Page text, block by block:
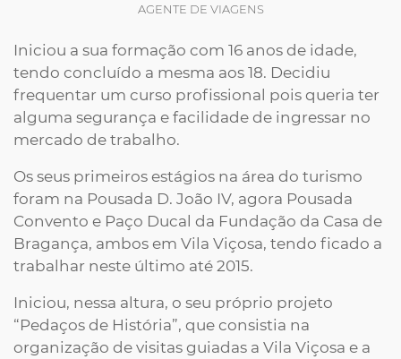
AGENTE DE VIAGENS
Iniciou a sua formação com 16 anos de idade,
tendo concluído a mesma aos 18. Decidiu
frequentar um curso profissional pois queria ter
alguma segurança e facilidade de ingressar no
mercado de trabalho.
Os seus primeiros estágios na área do turismo
foram na Pousada D. João IV, agora Pousada
Convento e Paço Ducal da Fundação da Casa de
Bragança, ambos em Vila Viçosa, tendo ficado a
trabalhar neste último até 2015.
Iniciou, nessa altura, o seu próprio projeto
“Pedaços de História”, que consistia na
organização de visitas guiadas a Vila Viçosa e a